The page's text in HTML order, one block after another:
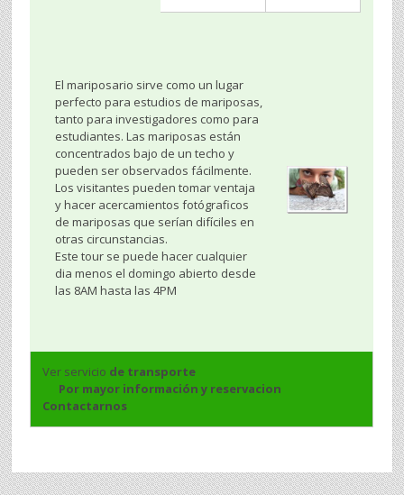
El mariposario sirve como un lugar
perfecto para estudios de mariposas,
tanto para investigadores como para
estudiantes. Las mariposas están
concentrados bajo de un techo y
pueden ser observados fácilmente.
Los visitantes pueden tomar ventaja
y hacer acercamientos fotógraficos
de mariposas que serían difíciles en
otras circunstancias.
Este tour se puede hacer cualquier
dia menos el domingo abierto desde
las 8AM hasta las 4PM
Ver servicio de transporte
Por mayor información y reservacion
Contactarnos